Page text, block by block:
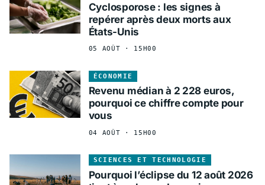
Cyclosporose : les signes à
repérer après deux morts aux
États-Unis
05 AOÛT · 15H00
ÉCONOMIE
Revenu médian à 2 228 euros,
pourquoi ce chiffre compte pour
vous
04 AOÛT · 15H00
SCIENCES ET TECHNOLOGIE
Pourquoi l’éclipse du 12 août 2026